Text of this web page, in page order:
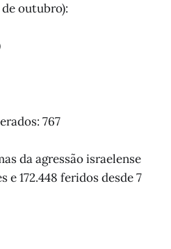
de outubro):
767
da agressão israelense
e 172.448 feridos desde 7